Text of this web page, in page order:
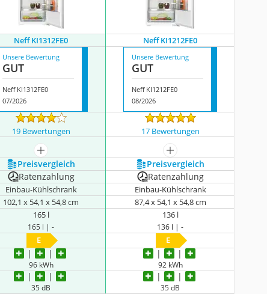
Neff KI1312FE0 Neff KI1212FE0
Unsere Bewertung
GUT
Neff KI1312FE0
07/2026
Unsere Bewertung
GUT
Neff KI1212FE0
08/2026
19 Bewertungen
17 Bewertungen
mehr anzeigen
mehr anzeigen
Preis­vergleich Preis­vergleich
Ratenzahlung Ratenzahlung
Einbau-Kühlschrank
Einbau-Kühlschrank
102,1 x 54,1 x 54,8 cm
‎87,4 x 54,1 x 54,8 cm
165 l
165 l | -
136 l
136 l | -
E
E
96 kWh 92 kWh
35 dB 35 dB